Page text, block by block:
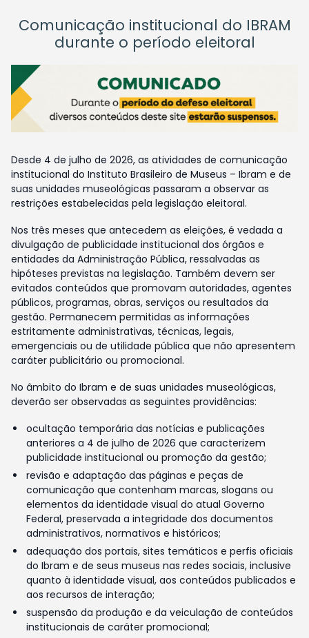
Comunicação institucional do IBRAM
durante o período eleitoral
Desde 4 de julho de 2026, as atividades de comunicação
institucional do Instituto Brasileiro de Museus – Ibram e de
suas unidades museológicas passaram a observar as
restrições estabelecidas pela legislação eleitoral.
Nos três meses que antecedem as eleições, é vedada a
divulgação de publicidade institucional dos órgãos e
entidades da Administração Pública, ressalvadas as
hipóteses previstas na legislação. Também devem ser
evitados conteúdos que promovam autoridades, agentes
públicos, programas, obras, serviços ou resultados da
gestão. Permanecem permitidas as informações
estritamente administrativas, técnicas, legais,
emergenciais ou de utilidade pública que não apresentem
caráter publicitário ou promocional.
No âmbito do Ibram e de suas unidades museológicas,
deverão ser observadas as seguintes providências:
ocultação temporária das notícias e publicações
anteriores a 4 de julho de 2026 que caracterizem
publicidade institucional ou promoção da gestão;
revisão e adaptação das páginas e peças de
comunicação que contenham marcas, slogans ou
elementos da identidade visual do atual Governo
Federal, preservada a integridade dos documentos
administrativos, normativos e históricos;
adequação dos portais, sites temáticos e perfis oficiais
do Ibram e de seus museus nas redes sociais, inclusive
quanto à identidade visual, aos conteúdos publicados e
aos recursos de interação;
suspensão da produção e da veiculação de conteúdos
institucionais de caráter promocional;